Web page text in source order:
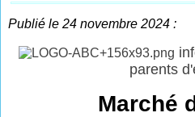
Publié le 24 novembre 2024 :
parents
Marché